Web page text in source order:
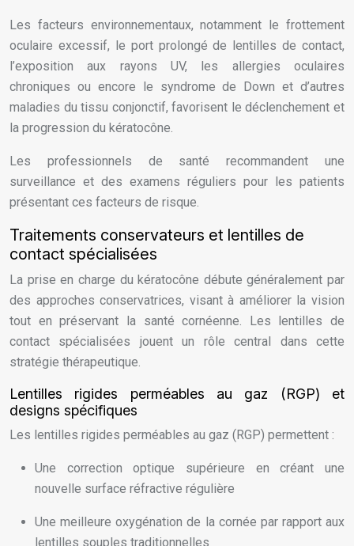
Les facteurs environnementaux, notamment le frottement
oculaire excessif, le port prolongé de lentilles de contact,
l’exposition aux rayons UV, les allergies oculaires
chroniques ou encore le syndrome de Down et d’autres
maladies du tissu conjonctif, favorisent le déclenchement et
la progression du kératocône.
Les professionnels de santé recommandent une
surveillance et des examens réguliers pour les patients
présentant ces facteurs de risque.
Traitements conservateurs et lentilles de
contact spécialisées
La prise en charge du kératocône débute généralement par
des approches conservatrices, visant à améliorer la vision
tout en préservant la santé cornéenne. Les lentilles de
contact spécialisées jouent un rôle central dans cette
stratégie thérapeutique.
Lentilles rigides perméables au gaz (RGP) et
designs spécifiques
Les lentilles rigides perméables au gaz (RGP) permettent :
Une correction optique supérieure en créant une
nouvelle surface réfractive régulière
Une meilleure oxygénation de la cornée par rapport aux
lentilles souples traditionnelles